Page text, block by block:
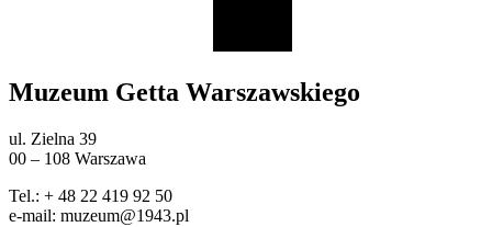
Muzeum Getta Warszawskiego
ul. Zielna 39
00 – 108 Warszawa
Tel.: + 48 22 419 92 50
e-mail: muzeum@1943.pl